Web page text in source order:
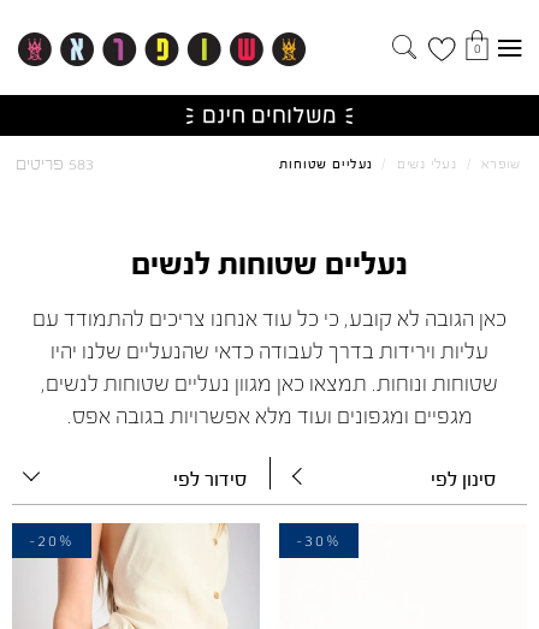
0
שופרא / נעלי נשים / נעליים שטוחות
נעליים שטוחות לנשים
כאן הגובה לא קובע, כי כל עוד אנחנו צריכים להתמודד עם
עליות וירידות בדרך לעבודה כדאי שהנעליים שלנו יהיו
שטוחות ונוחות. תמצאו כאן מגוון נעליים שטוחות לנשים,
מגפיים ומגפונים ועוד מלא אפשרויות בגובה אפס.
סינון לפי
583 פריטים
סידור לפי
-30%
-20%